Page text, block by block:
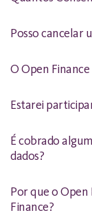
Posso cancelar
O Open Finance
Estarei
É cobrado
dados?
Por que o Open
Finance?